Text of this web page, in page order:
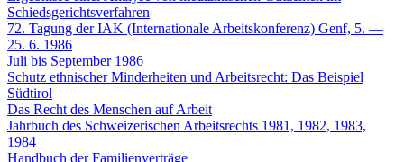
Schiedsgerichtsverfahren
72. Tagung der IAK (Internationale Arbeitskonferenz) Genf, 5. —
25. 6. 1986
Juli bis September 1986
Schutz ethnischer Minderheiten und Arbeitsrecht: Das Beispiel
Südtirol
Das Recht des Menschen auf Arbeit
Jahrbuch des Schweizerischen Arbeitsrechts 1981, 1982, 1983,
1984
Handbuch der Familienverträge